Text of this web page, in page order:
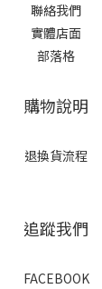
聯絡我們
實體店面
部落格
購物說明
退換貨流程
追蹤我們
FACEBOOK